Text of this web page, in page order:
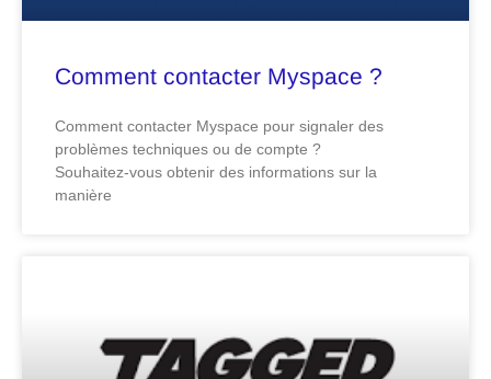
Comment contacter Myspace ?
Comment contacter Myspace pour signaler des
problèmes techniques ou de compte ?
Souhaitez-vous obtenir des informations sur la
manière